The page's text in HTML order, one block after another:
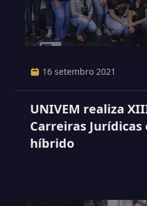
16 setembro 2021
UNIVEM realiza
Carreiras
híbrido